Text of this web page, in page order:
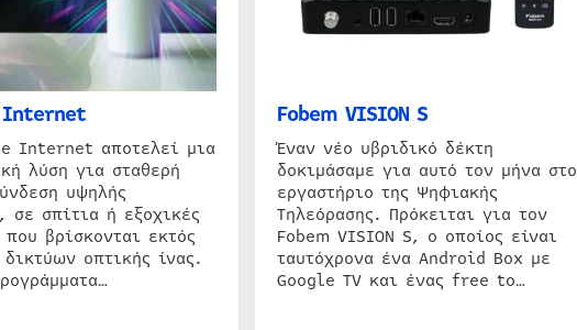
Internet
Internet αποτελεί μια
λύση για σταθερή
υψηλής
σε σπίτια ή εξοχικές
που βρίσκονται εκτός
οπτικής ίνας.
Fobem VISION S
Έναν νέο υβριδικό δέκτη
δοκιμάσαμε για αυτό τον μήνα στο
εργαστήριο της Ψηφιακής
Τηλεόρασης. Πρόκειται για τον
Fobem VISION S, ο οποίος είναι
ταυτόχρονα ένα Android Box με
Google TV και ένας free to…